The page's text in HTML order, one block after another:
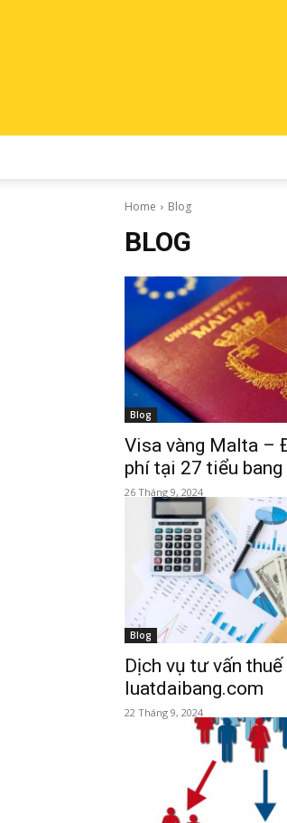
Home Blog
BLOG
Blog
Visa vàng Malta –
phí tại 27 tiểu bang
26 Tháng 9, 2024
Blog
Dịch vụ tư vấn
luatdaibang.com
22 Tháng 9, 2024